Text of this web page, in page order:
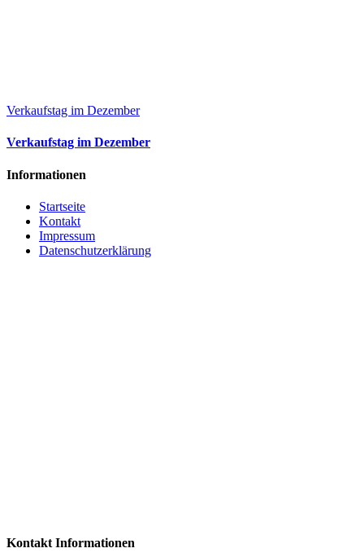
Verkaufstag im Dezember
Verkaufstag im Dezember
Informationen
Startseite
Kontakt
Impressum
Datenschutzerklärung
Kontakt Informationen